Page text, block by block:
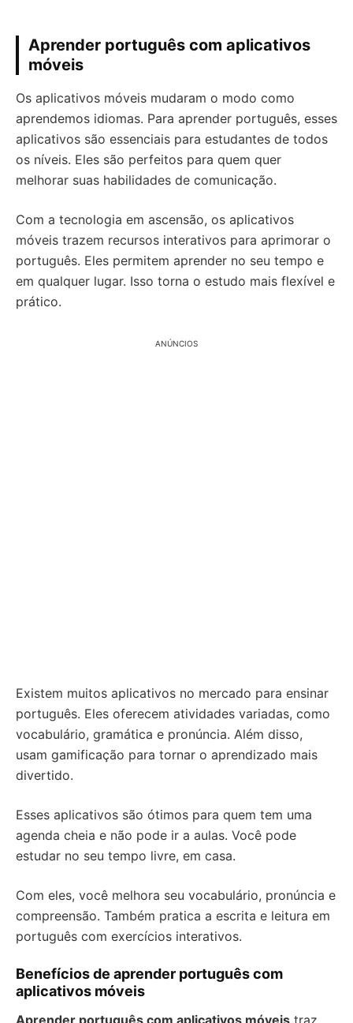
Aprender português com aplicativos
móveis
Os aplicativos móveis mudaram o modo como
aprendemos idiomas. Para aprender português, esses
aplicativos são essenciais para estudantes de todos
os níveis. Eles são perfeitos para quem quer
melhorar suas habilidades de comunicação.
Com a tecnologia em ascensão, os aplicativos
móveis trazem recursos interativos para aprimorar o
português. Eles permitem aprender no seu tempo e
em qualquer lugar. Isso torna o estudo mais flexível e
prático.
ANÚNCIOS
Existem muitos aplicativos no mercado para ensinar
português. Eles oferecem atividades variadas, como
vocabulário, gramática e pronúncia. Além disso,
usam gamificação para tornar o aprendizado mais
divertido.
Esses aplicativos são ótimos para quem tem uma
agenda cheia e não pode ir a aulas. Você pode
estudar no seu tempo livre, em casa.
Com eles, você melhora seu vocabulário, pronúncia e
compreensão. Também pratica a escrita e leitura em
português com exercícios interativos.
Benefícios de aprender português com
aplicativos móveis
Aprender português com aplicativos móveis traz